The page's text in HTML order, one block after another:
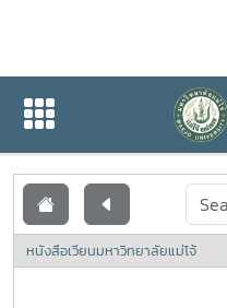
เอกสารเผยแพร่
หนังสือเวียนมหาวิทยาลัยแม่โจ้